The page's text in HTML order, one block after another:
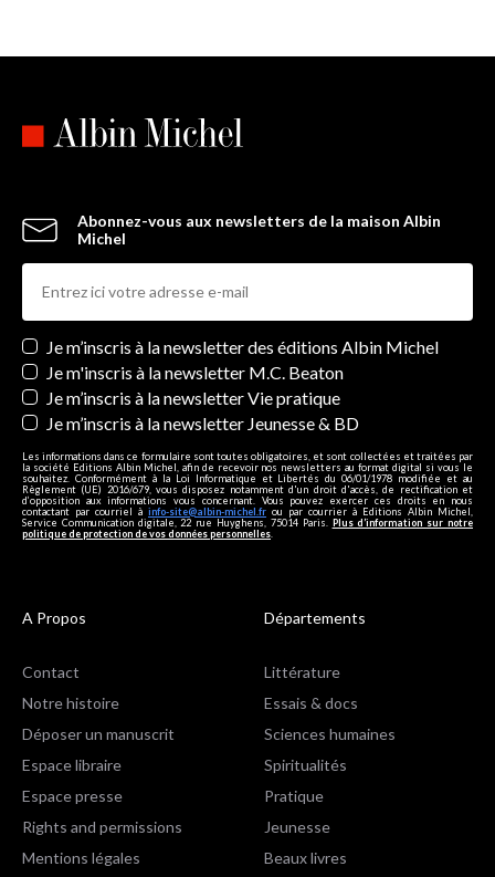
Abonnez-vous aux newsletters de la maison Albin
Michel
Newsletters
Je m’inscris à la newsletter des éditions Albin Michel
Je m'inscris à la newsletter M.C. Beaton
Je m’inscris à la newsletter Vie pratique
Je m’inscris à la newsletter Jeunesse & BD
Les informations dans ce formulaire sont toutes obligatoires, et sont collectées et traitées par
la société Editions Albin Michel, afin de recevoir nos newsletters au format digital si vous le
souhaitez. Conformément à la Loi Informatique et Libertés du 06/01/1978 modifiée et au
Règlement (UE) 2016/679, vous disposez notamment d'un droit d'accès, de rectification et
d’opposition aux informations vous concernant. Vous pouvez exercer ces droits en nous
contactant par courriel à info-site@albin-michel.fr ou par courrier à Editions Albin Michel,
Service Communication digitale, 22 rue Huyghens, 75014 Paris. Plus d’information sur notre
politique de protection de vos données personnelles
A Propos
Contact
Notre histoire
Déposer un manuscrit
Espace libraire
Espace presse
Rights and permissions
Mentions légales
Départements
Littérature
Essais & docs
Sciences humaines
Spiritualités
Pratique
Jeunesse
Beaux livres